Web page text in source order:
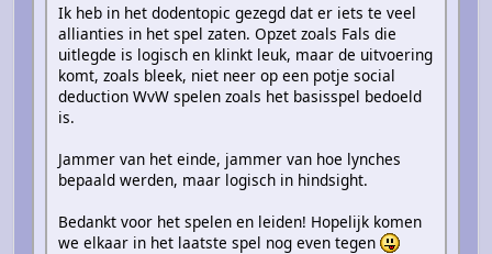
Ik heb in het dodentopic gezegd dat er iets te veel
allianties in het spel zaten. Opzet zoals Fals die
uitlegde is logisch en klinkt leuk, maar de uitvoering
komt, zoals bleek, niet neer op een potje social
deduction WvW spelen zoals het basisspel bedoeld
is.
Jammer van het einde, jammer van hoe lynches
bepaald werden, maar logisch in hindsight.
Bedankt voor het spelen en leiden! Hopelijk komen
we elkaar in het laatste spel nog even tegen